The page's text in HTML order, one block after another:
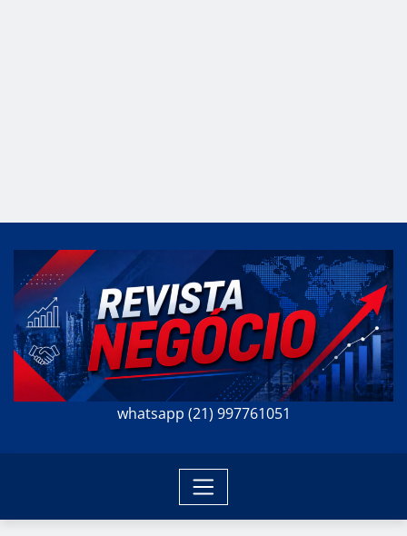
whatsapp (21) 997761051